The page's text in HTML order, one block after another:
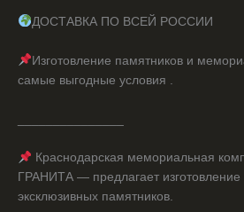
ДОСТАВКА ПО ВСЕЙ РОССИИ
Изготовление памятников и
самые выгодные условия .
Краснодарская мемориальная
ГРАНИТА — предлагает
эксклюзивных памятников.